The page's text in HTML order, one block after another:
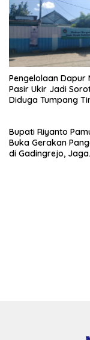
Pengelolaan Dapur
Pasir Ukir Jadi
Diduga Tumpang
Transparan
Bupati Riyanto
Buka Gerakan
di Gadingrejo, Jaga